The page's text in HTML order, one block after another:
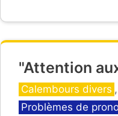
"Attention
Catégories
Calembours divers ,
Problèmes de